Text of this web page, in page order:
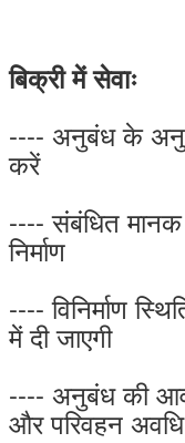
बिक्री में सेवाः
---- अनुबंध के
करें
---- संबंधित
निर्माण
---- विनिर्माण
में दी जाएगी
---- अनुबंध की
और परिवहन